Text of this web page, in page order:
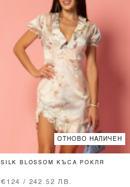
ОТНОВО НАЛИЧЕН
SILK BLOSSOM КЪСА РОКЛЯ
€124 / 242.52 ЛВ.